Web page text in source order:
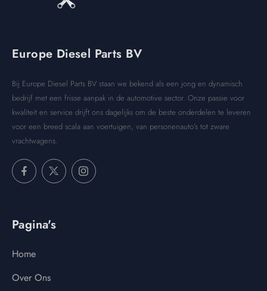
Europe Diesel Parts BV
Bij Europe Diesel Parts BV staan we bekend als een jong en dynamisch
bedrijf met een frisse aanpak in de automotive sector. Onze passie voor
kwaliteit en service drijft ons dagelijks om de beste onderdelen te leveren
voor een breed scala aan voertuigen, van personenauto’s tot zware
vrachtwagens.
Pagina's
Home
Over Ons